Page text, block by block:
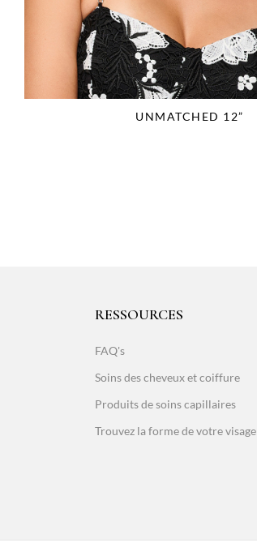
UNMATCHED 12”
RESSOURCES
FAQ's
Soins des cheveux et coiffure
Produits de soins capillaires
Trouvez la forme de votre visage